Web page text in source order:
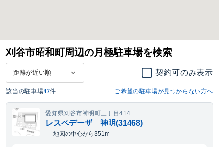
刈谷市昭和町周辺の月極駐車場を検索
契約可のみ表示
該当の駐車場47件 ご希望の駐車場が見つからない方へ
愛知県刈谷市神明町三丁目414
レスペデーザ 神明(31468)
地図の中心から351m